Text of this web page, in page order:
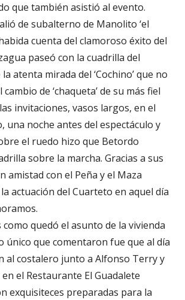
que también asistió al evento.
de subalterno de Manolito ‘el
cuenta del clamoroso éxito del
paseó con la cuadrilla del
atenta mirada del ‘Cochino’ que no
de ‘chaqueta’ de su más fiel
invitaciones, vasos largos, en el
una noche antes del espectáculo y
el ruedo hizo que Betordo
sobre la marcha. Gracias a sus
amistad con el Peña y el Maza
actuación del Cuarteto en aquel día
quedó el asunto de la vivienda
único que comentaron fue que al día
al costalero junto a Alfonso Terry y
el Restaurante El Guadalete
exquisiteces preparadas para la